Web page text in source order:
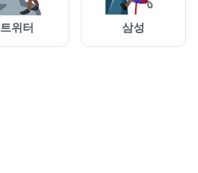
트위터 삼성